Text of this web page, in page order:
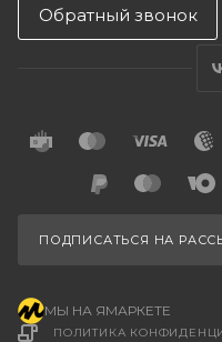
Обратный звонок
ПОЛИТИКА
ПОДПИСАТЬСЯ НА
МЫ НА ЯМАРКЕТЕ